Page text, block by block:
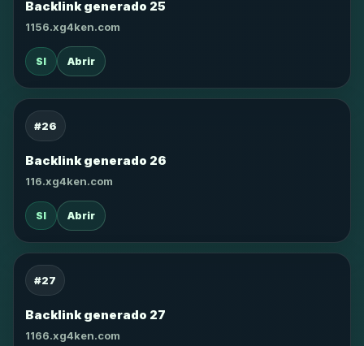
Backlink generado 25
1156.xg4ken.com
SI Abrir
#26
Backlink generado 26
116.xg4ken.com
SI Abrir
#27
Backlink generado 27
1166.xg4ken.com